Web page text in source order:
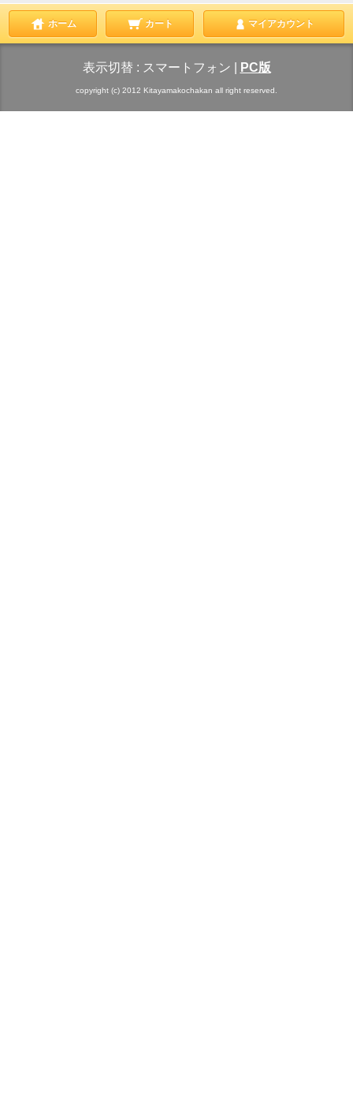
ホーム カート マイアカウント
表示切替 : スマートフォン PC版
copyright (c) 2012 Kitayamakochakan all right reserved.